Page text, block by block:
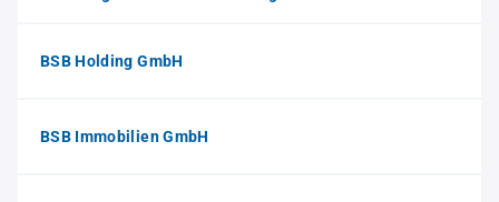
BSB Holding GmbH
BSB Immobilien GmbH